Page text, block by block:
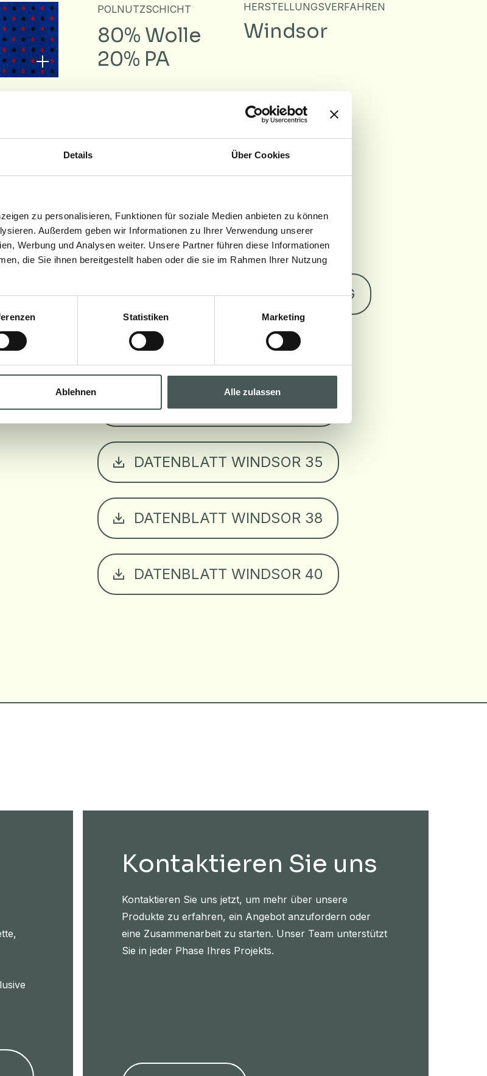
Details Über Cookies
zu personalisieren, Funktionen für soziale Medien anbieten zu können
Außerdem geben wir Informationen zu Ihrer Verwendung unserer
Werbung und Analysen weiter. Unsere Partner führen diese Informationen
die Sie ihnen bereitgestellt haben oder die sie im Rahmen Ihrer Nutzung
Statistiken Marketing
Ablehnen Alle zulassen
POLNUTZSCHICHT
80% Wolle
20% PA
HERSTELLUNGSVERFAHREN
Windsor
Variable
Download
EUROPÄISCHE ZERTIFIZIERUNG
DATENBLATT WINDSOR 30
DATENBLATT WINDSOR 32
DATENBLATT WINDSOR 35
DATENBLATT WINDSOR 38
DATENBLATT WINDSOR 40
Kontaktieren Sie uns
Kontaktieren Sie uns jetzt, um mehr über unsere
Produkte zu erfahren, ein Angebot anzufordern oder
eine Zusammenarbeit zu starten. Unser Team unterstützt
Sie in jeder Phase Ihres Projekts.